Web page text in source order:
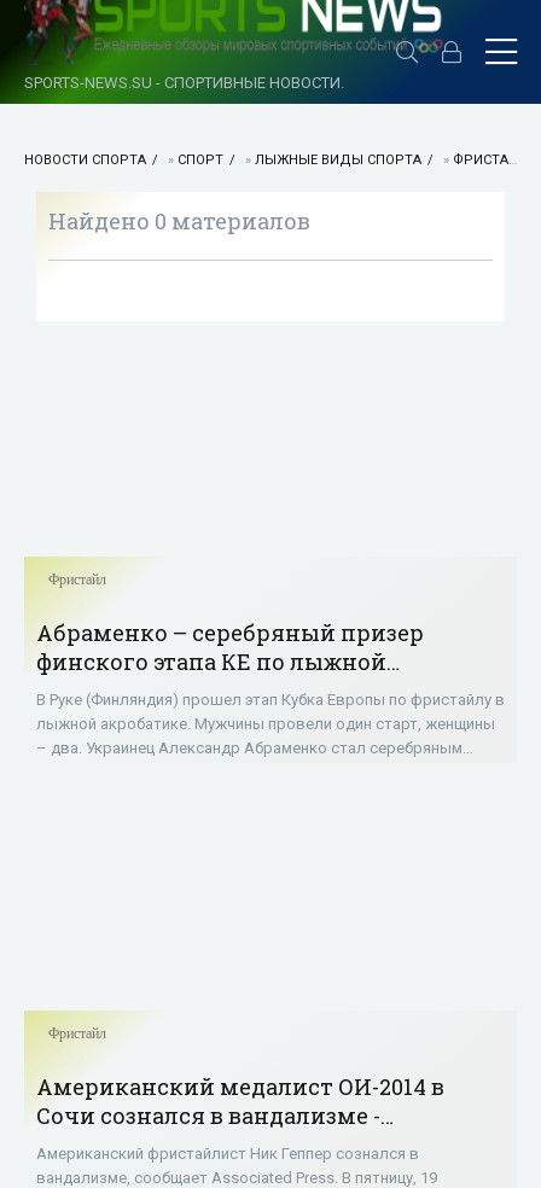
SPORTS-NEWS.SU - СПОРТИВНЫЕ НОВОСТИ.
НОВОСТИ СПОРТА » СПОРТ » ЛЫЖНЫЕ ВИДЫ СПОРТА » ФРИСТАЙЛ
Найдено 0 материалов
Фристайл
Абраменко – серебряный призер
финского этапа КЕ по лыжной
акробатике - «Фристайл»
В Руке (Финляндия) прошел этап Кубка Европы по фристайлу в
лыжной акробатике. Мужчины провели один старт, женщины
– два. Украинец Александр Абраменко стал серебряным
Фристайл
Американский медалист ОИ-2014 в
Сочи сознался в вандализме -
«Фристайл»
Американский фристайлист Ник Геппер сознался в
вандализме, сообщает Associated Press. В пятницу, 19